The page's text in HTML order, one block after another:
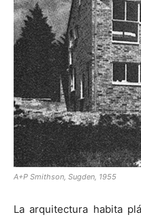
A+P Smithson, Sugden, 1955
La arquitectura habita